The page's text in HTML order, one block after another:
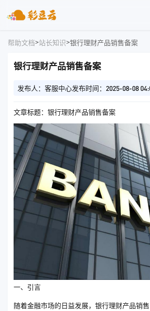
帮助文档>站长知识>银行理财产品销售备案
银行理财产品销售备案
发布人：客服中心发布时间：2025-08-08
文章标题：银行理财产品销售备案
一、引言
随着金融市场的日益发展，银行理财产品销